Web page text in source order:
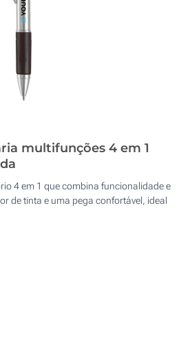
multifunções 4 em 1
4 em 1 que combina funcionalidade e
de tinta e uma pega confortável, ideal